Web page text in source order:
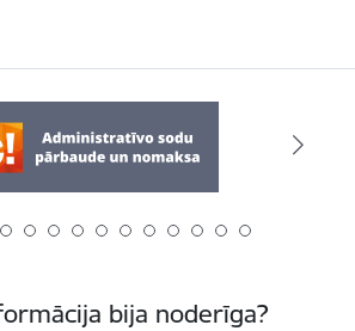
bija noderīga?